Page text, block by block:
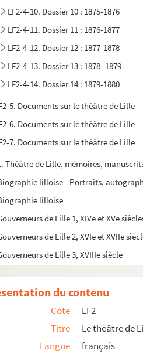
LF2-4-10. Dossier 10 : 1875-1876
LF2-4-11. Dossier 11 : 1876-1877
LF2-4-12. Dossier 12 : 1877-1878
LF2-4-13. Dossier 13 : 1878- 1879
LF2-4-14. Dossier 14 : 1879-1880
5. Documents sur le théâtre de Lille
6. Documents sur le théâtre de Lille
7. Documents sur le théâtre de Lille
Théâtre de Lille, mémoires,
lilloise - Portraits,
lilloise
de Lille 1, XIVe et XVe
de Lille 2, XVIe et XVIIe
de Lille 3, XVIIIe siècle
Vues de Lille – Cartes postales
Vues de Lille - photographies,
Photographies du musée de Lille
du contenu
Cote
LF2
Titre
Le théâtre de
Langue
français